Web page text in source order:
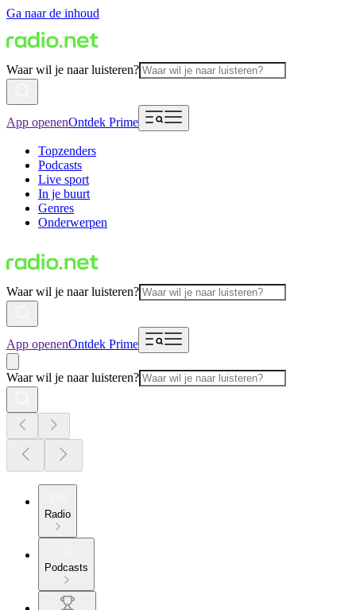
Ga naar de inhoud
Waar wil je naar luisteren?
App openenOntdek Prime
Topzenders
Podcasts
Live sport
In je buurt
Genres
Onderwerpen
Waar wil je naar luisteren?
App openenOntdek Prime
Waar wil je naar luisteren?
Radio
Podcasts